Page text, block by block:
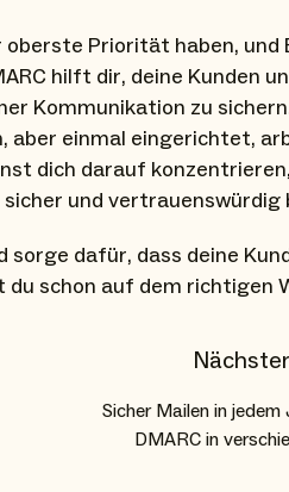
Priorität haben, und
hilft dir, deine Kunden
Kommunikation zu
aber einmal eingerichtet,
dich darauf
und vertrauenswürdig
sorge dafür, dass deine
du schon auf dem richtigen
Sicher Mailen in
DMARC in